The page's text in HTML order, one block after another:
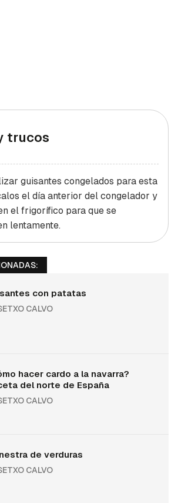
trucos
guisantes congelados para esta
el día anterior del congelador y
el frigorífico para que se
lentamente.
con patatas
CALVO
hacer cardo a la navarra?
del norte de España
CALVO
de verduras
CALVO